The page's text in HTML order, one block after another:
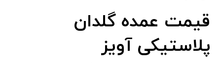
قیمت عمده گلدان
پلاستیکی آویز